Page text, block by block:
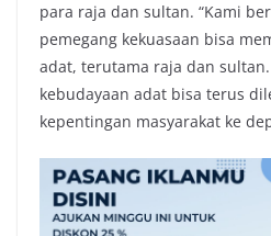
para raja dan sultan. “Kami
pemegang kekuasaan bisa
adat, terutama raja dan
kebudayaan adat bisa terus
kepentingan masyarakat ke